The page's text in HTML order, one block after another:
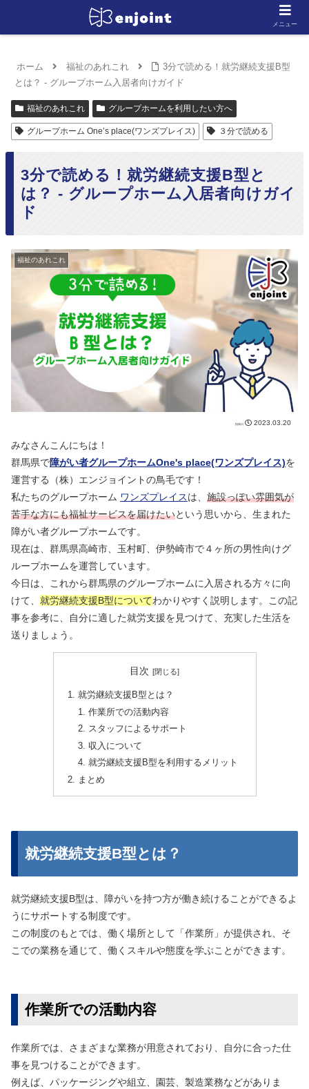
ホーム 福祉のあれこれ
3分で読める！就労継続支援B型
とは？ - グループホーム入居者向けガイド
福祉のあれこれ グループホームを利用したい方へ
グループホーム One’s place(ワンズプレイス) ３分で読める
3分で読める！就労継続支援B型と
は？ - グループホーム入居者向けガイ
ド
福祉のあれこれ
2023.03.20
みなさんこんにちは！
群馬県で障がい者グループホームOne's place(ワンズプレイス)を
運営する（株）エンジョイントの鳥毛です！
私たちのグループホーム ワンズプレイスは、 施設っぽい雰囲気が
苦手な方にも福祉サービスを届けたいという思いから、生まれた
障がい者グループホームです。
現在は、群馬県高崎市、玉村町、伊勢崎市で４ヶ所の男性向けグ
ループホームを運営しています。
今日は、これから群馬県のグループホームに入居される方々に向
けて、 就労継続支援B型についてわかりやすく説明します。この記
事を参考に、自分に適した就労支援を見つけて、充実した生活を
送りましょう。
目次
就労継続支援B型とは？
作業所での活動内容
スタッフによるサポート
収入について
就労継続支援B型を利用するメリット
まとめ
就労継続支援B型とは？
就労継続支援B型は、障がいを持つ方が働き続けることができるよ
うにサポートする制度です。
この制度のもとでは、働く場所として「作業所」が提供され、そ
こでの業務を通じて、働くスキルや態度を学ぶことができます。
作業所での活動内容
作業所では、さまざまな業務が用意されており、自分に合った仕
事を見つけることができます。
例えば、パッケージングや組立、園芸、製造業務などがありま
メニュー